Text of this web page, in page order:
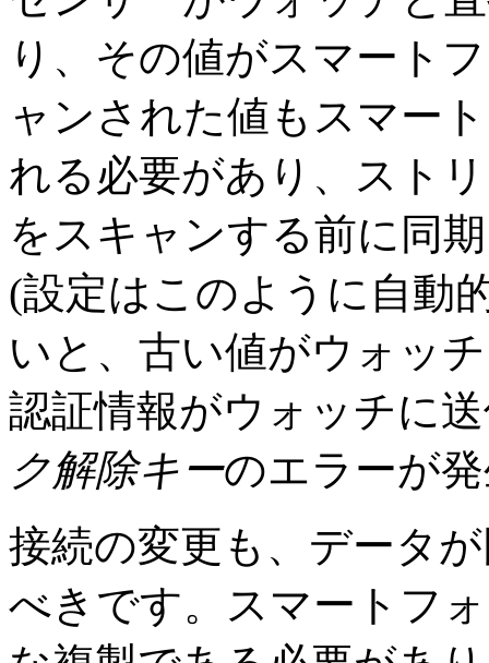
り、その値がスマート
ャンされた値もスマー
れる必要があり、スト
をスキャンする前に同
(設定はこのように自動
いと、古い値がウォッ
認証情報がウォッチに
ク解除キーのエラーが
接続の変更も、データ
べきです。スマートフ